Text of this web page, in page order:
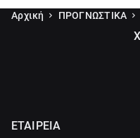
Αρχική ΠΡΟΓΝΩΣΤΙΚΑ
ΕΤΑΙΡΕΙΑ